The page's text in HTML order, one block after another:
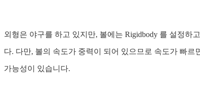
외형은 야구를 하고 있지만, 볼에는 Rigidbody 를 설정하
다. 다만, 볼의 속도가 중력이 되어 있으므로 속도가 빠
가능성이 있습니다.